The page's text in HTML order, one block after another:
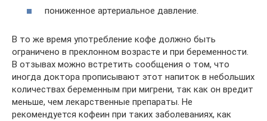
пониженное артериальное давление.
В то же время употребление кофе должно быть
ограничено в преклонном возрасте и при беременности.
В отзывах можно встретить сообщения о том, что
иногда доктора прописывают этот напиток в небольших
количествах беременным при мигрени, так как он вредит
меньше, чем лекарственные препараты. Не
рекомендуется кофеин при таких заболеваниях, как